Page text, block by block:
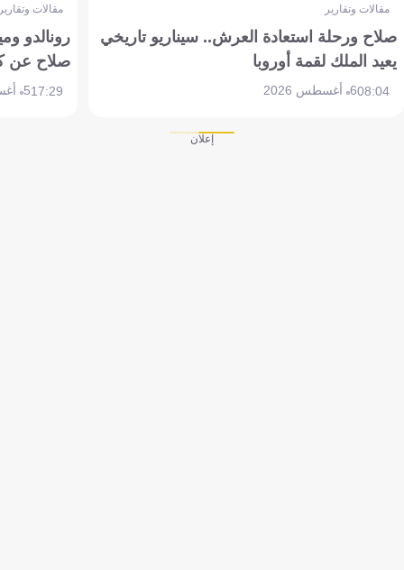
مقالات وتقارير
صلاح ورحلة استعادة العرش.. سيناريو تاريخي
يعيد الملك لقمة أوروبا
08:046 أغسطس 2026
مقالات
رونالدو
صلاح عن
17:295 أغسطس 2026
إعلان